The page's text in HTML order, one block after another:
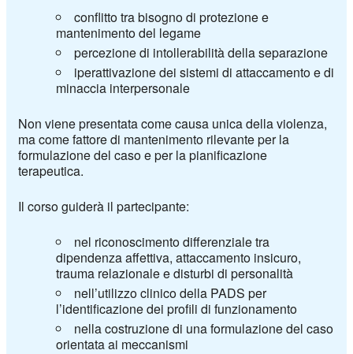
conflitto tra bisogno di protezione e
mantenimento del legame
percezione di intollerabilità della separazione
iperattivazione dei sistemi di attaccamento e di
minaccia interpersonale
Non viene presentata come causa unica della violenza,
ma come fattore di mantenimento rilevante per la
formulazione del caso e per la pianificazione
terapeutica.
Il corso guiderà il partecipante:
nel riconoscimento differenziale tra
dipendenza affettiva, attaccamento insicuro,
trauma relazionale e disturbi di personalità
nell’utilizzo clinico della PADS per
l’identificazione dei profili di funzionamento
nella costruzione di una formulazione del caso
orientata ai meccanismi